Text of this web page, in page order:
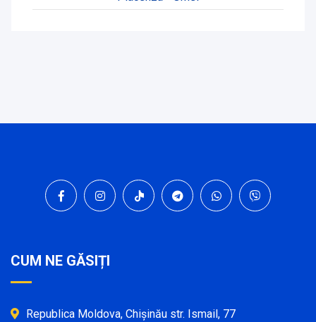
CUM NE GĂSIȚI
Republica Moldova, Chișinău str. Ismail, 77